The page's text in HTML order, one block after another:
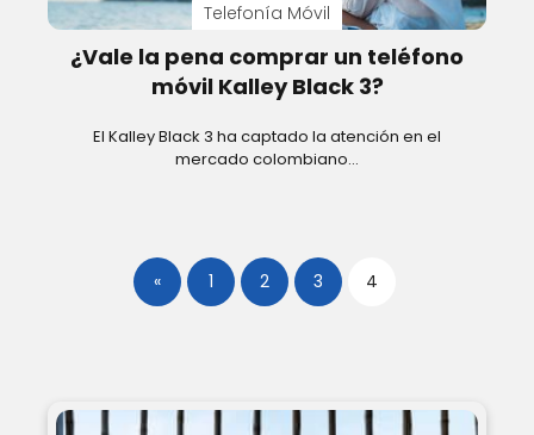
Telefonía Móvil
¿Vale la pena comprar un teléfono
móvil Kalley Black 3?
El Kalley Black 3 ha captado la atención en el
mercado colombiano…
« 1 2 3 4